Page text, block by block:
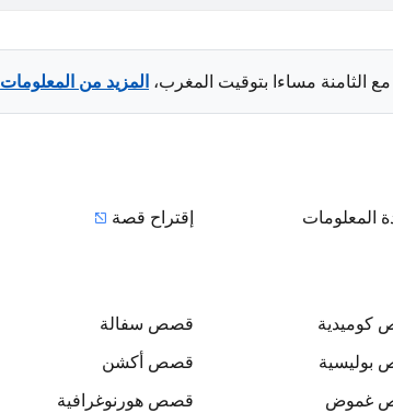
الثامنة مساءا بتوقيت المغرب، المزيد من المعلومات
المعلومات إقتراح قصة
كوميدية قصص سفالة
بوليسية قصص أكشن
غموض قصص هورنوغرافية